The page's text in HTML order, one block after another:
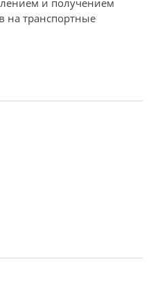
и получением
на транспортные